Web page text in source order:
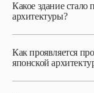
Какое здание
архитектуры?
Как проявляется
японской